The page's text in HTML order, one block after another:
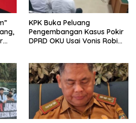
KPK Buka Peluang
Pengembangan Kasus Pokir
DPRD OKU Usai Vonis Robi